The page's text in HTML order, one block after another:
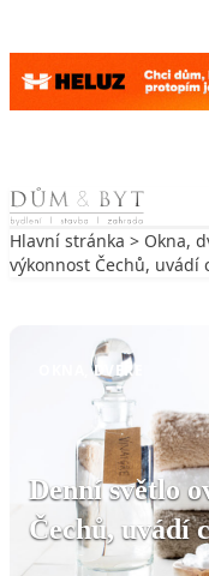
Skip to content
Hlavní stránka > Okna,
výkonnost Čechů, uvádí
OKNA, DVEŘE
Denní světlo
Čechů, uvádí